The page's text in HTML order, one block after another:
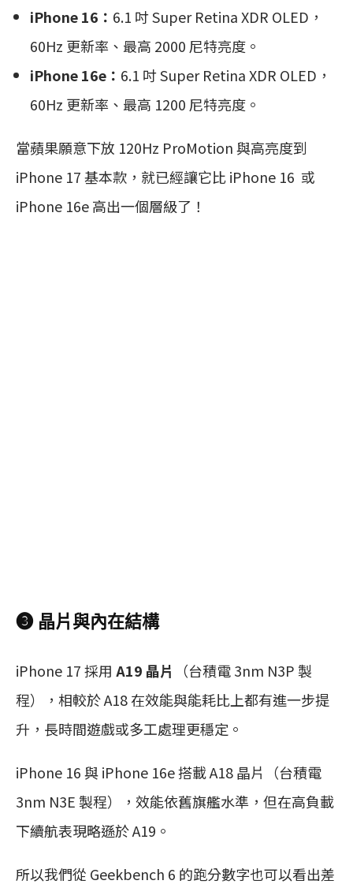
iPhone 16： 6.1 吋 Super Retina XDR OLED，
60Hz 更新率、最高 2000 尼特亮度。
iPhone 16e： 6.1 吋 Super Retina XDR OLED，
60Hz 更新率、最高 1200 尼特亮度。
當蘋果願意下放 120Hz ProMotion 與高亮度到
iPhone 17 基本款，就已經讓它比 iPhone 16 或
iPhone 16e 高出一個層級了！
❸ 晶片與內在結構
iPhone 17 採用 A19 晶片
（台積電 3nm N3P 製
程），相較於 A18 在效能與能耗比上都有進一步提
升，長時間遊戲或多工處理更穩定。
iPhone 16 與 iPhone 16e 搭載 A18 晶片（台積電
3nm N3E 製程），效能依舊旗艦水準，但在高負載
下續航表現略遜於 A19。
所以我們從 Geekbench 6 的跑分數字也可以看出差